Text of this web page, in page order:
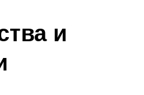
и